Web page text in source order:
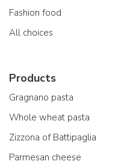
Fashion food
All choices
Products
Gragnano pasta
Whole wheat pasta
Zizzona of Battipaglia
Parmesan cheese